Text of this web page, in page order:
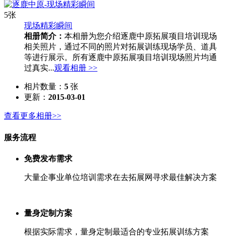
5张
现场精彩瞬间
相册简介： 本相册为您介绍逐鹿中原拓展项目培训现场
相关照片，通过不同的照片对拓展训练现场学员、道具
等进行展示。所有逐鹿中原拓展项目培训现场照片均通
过真实...观看相册 >>
相片数量： 5 张
更新： 2015-03-01
查看更多相册>>
服务流程
免费发布需求
大量企事业单位培训需求在去拓展网寻求最佳解决方案
量身定制方案
根据实际需求，量身定制最适合的专业拓展训练方案